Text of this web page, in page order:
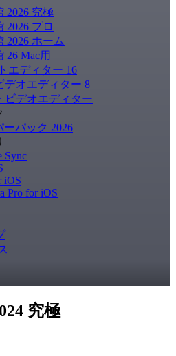
2026 究極
2026 プロ
2026 ホーム
26 Mac用
エディター 16
デオエディター 8
ビデオエディター
ーパック 2026
Sync
iOS
Pro for iOS
究極